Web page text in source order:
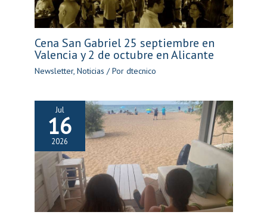
Cena San Gabriel 25 septiembre en
Valencia y 2 de octubre en Alicante
Newsletter, Noticias / Por dtecnico
Jul
16
2026